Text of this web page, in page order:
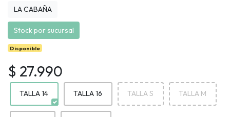
LA CABAÑA
Stock por sucursal
Disponible
$ 27.990
TALLA 14 TALLA 16 TALLA S TALLA M